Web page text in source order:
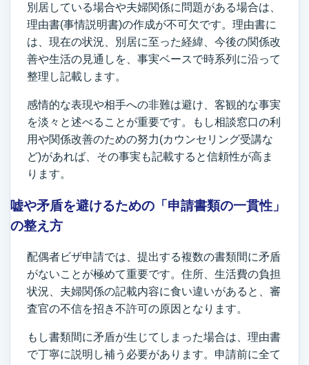
別居している場合や夫婦関係に問題がある場合は、
理由書(事情説明書)の作成が不可欠です。理由書に
は、現在の状況、別居に至った経緯、今後の関係改
善や生活の見通しを、事実ベースで時系列に沿って
整理し記載します。
感情的な表現や相手への非難は避け、客観的な事実
を淡々と述べることが重要です。もし相談窓口の利
用や関係改善のための努力(カウンセリング受講な
ど)があれば、その事実も記載すると信頼性が高ま
ります。
嘘や矛盾を避けるための「申請書類の一貫性」
の整え方
配偶者ビザ申請では、提出する複数の書類間に矛盾
がないことが極めて重要です。住所、生活費の負担
状況、夫婦関係の記載内容に食い違いがあると、審
査官の不信を招き不許可の原因となります。
もし書類間に矛盾が生じてしまった場合は、理由書
で丁寧に説明し補う必要があります。申請前に全て